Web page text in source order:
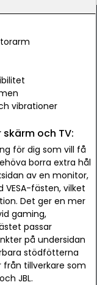
vibrationer
och TV:
för dig som vill få
borra extra hål
av en monitor,
fästen, vilket
Det ger en mer
gaming,
passar
på undersidan
stödfötterna
tillverkare som
JBL.